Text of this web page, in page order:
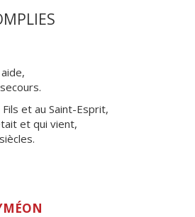
et au Saint-Esprit,
et qui vient,